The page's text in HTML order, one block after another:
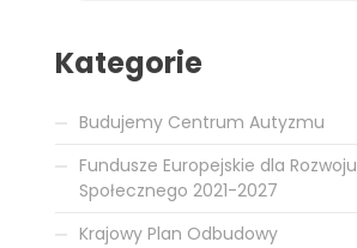
Kategorie
Budujemy Centrum Autyzmu
Fundusze Europejskie dla Rozwoju
Społecznego 2021-2027
Krajowy Plan Odbudowy